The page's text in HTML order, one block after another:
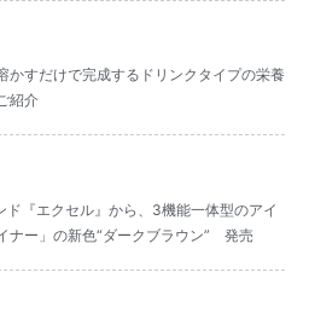
かすだけで完成するドリンクタイプの栄養
紹介
ド『エクセル』から、3機能一体型のアイ
ナー」の新色“ダークブラウン” 発売